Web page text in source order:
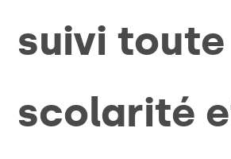
suivi
scolarité